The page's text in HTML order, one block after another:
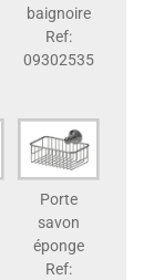
baignoire
Ref:
09302535
Porte
savon
éponge
Ref: